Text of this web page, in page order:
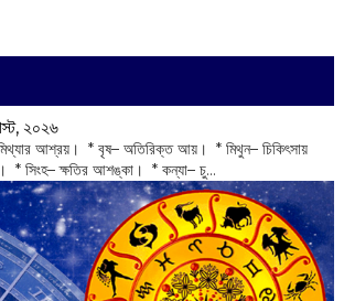
২০২৬
আশ্রয়। * বৃষ– অতিরিক্ত আয়। * মিথুন– চিকিৎসায়
* সিংহ– ক্ষতির আশঙ্কা। * কন্যা– চু...